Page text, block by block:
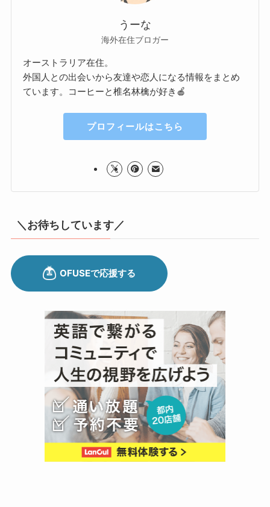
うーな
海外在住ブロガー
オーストラリア在住。
外国人との出会いから友達や恋人になる情報をまとめ
ています。コーヒーと椎名林檎が好き🍎
プロフィールはこちら
＼お待ちしています／